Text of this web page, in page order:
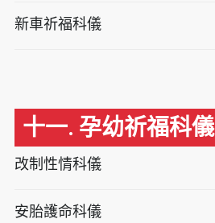
新車祈福科儀
十一. 孕幼祈福科儀
改制性情科儀
安胎護命科儀